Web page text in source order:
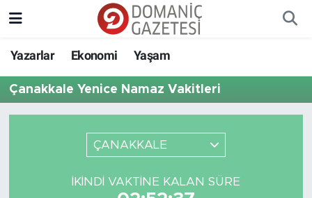
Yazarlar Ekonomi Yaşam
Çanakkale Yenice Namaz Vakitleri
ÇANAKKALE
İKINDI VAKTINE KALAN SÜRE